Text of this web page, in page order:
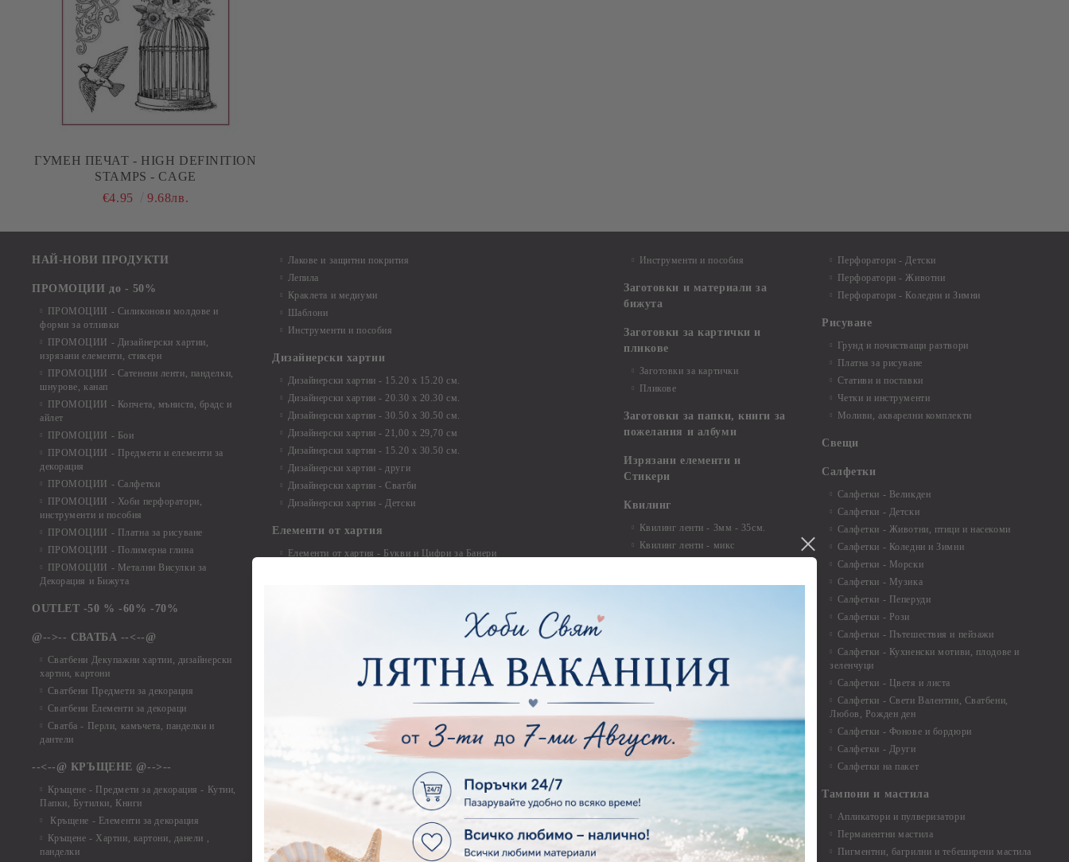
ГУМЕН ПЕЧАТ - HIGH DEFINITION
STAMPS - CAGE
€4.95
9.68лв.
НАЙ-НОВИ ПРОДУКТИ
ПРОМОЦИИ до - 50%
ПРОМОЦИИ - Силиконови молдове и
форми за отливки
ПРОМОЦИИ - Дизайнерски хартии,
изрязани елементи, стикери
ПРОМОЦИИ - Сатенени ленти, панделки,
шнурове, канап
ПРОМОЦИИ - Копчета, мъниста, брадс и
айлет
ПРОМОЦИИ - Бои
ПРОМОЦИИ - Предмети и елементи за
декорация
ПРОМОЦИИ - Салфетки
ПРОМОЦИИ - Хоби перфоратори,
инструменти и пособия
ПРОМОЦИИ - Платна за рисуване
ПРОМОЦИИ - Полимерна глина
ПРОМОЦИИ - Метални Висулки за
Декорация и Бижута
OUTLET -50 % -60% -70%
@-->-- СВАТБА --<--@
Сватбени Декупажни хартии, дизайнерски
хартии, картони
Сватбени Предмети за декорация
Сватбени Елементи за декораци
Сватба - Перли, камъчета, панделки и
дантели
--<--@ КРЪЩЕНЕ @-->--
Кръщене - Предмети за декорация - Кутии,
Папки, Бутилки, Книги
Кръщене - Елементи за декорация
Кръщене - Хартии, картони, данели ,
панделки
Лакове и защитни покрития
Лепила
Краклета и медиуми
Шаблони
Инструменти и пособия
Дизайнерски хартии
Дизайнерски хартии - 15.20 х 15.20 см.
Дизайнерски хартии - 20.30 х 20.30 см.
Дизайнерски хартии - 30.50 х 30.50 см.
Дизайнерски хартии - 21,00 х 29,70 см
Дизайнерски хартии - 15.20 x 30.50 см.
Дизайнерски хартии - други
Дизайнерски хартии - Сватби
Дизайнерски хартии - Детски
Елементи от хартия
Елементи от хартия - Букви и Цифри за Банери
Елементи от хартия - Училище, Дипломиране и Абитуриентски
Елементи от хартия - Любов, Сватба, Свети Валентин
Елементи от хартия - Дантели, бордюри, ъгли
Елементи от хартия - Рамки
Елементи от хартия - Цветя, листа и клони
Елементи от хартия - Морски
Елементи от хартия - Къщи, Врати, Прозорци, Огради, Фенери
Елементи то хартия - Такове, табелки, етикети
Елементи от хартия - Многопластови елементи
Елементи от хартия - Готови композиции
Елементи от хартия - Микс елементи
Инструменти и пособия
Заготовки и материали за
бижута
Заготовки за картички и
пликове
Заготовки за картички
Пликове
Заготовки за папки, книги за
пожелания и албуми
Изрязани елементи и
Стикери
Квилинг
Квилинг ленти - 3мм - 35см.
Квилинг ленти - микс
Лепила и лепящи средства
Лепила
Лепящи ленти
3D Повдигащи квадратчета и
ленти
Магнити
Силикон
Фото ъгли
Макраме
Перфоратори - Детски
Перфоратори - Животни
Перфоратори - Коледни и Зимни
Рисуване
Грунд и почистващи разтвори
Платна за рисуване
Стативи и поставки
Четки и инструменти
Моливи, акварелни комплекти
Свещи
Салфетки
Салфетки - Великден
Салфетки - Детски
Салфетки - Животни, птици и насекоми
Салфетки - Коледни и Зимни
Салфетки - Морски
Салфетки - Музика
Салфетки - Пеперуди
Салфетки - Рози
Салфетки - Пътешествия и пейзажи
Салфетки - Кухненски мотиви, плодове и
зеленчуци
Салфетки - Цветя и листа
Салфетки - Свети Валентин, Сватбени,
Любов, Рожден ден
Салфетки - Фонове и бордюри
Салфетки - Други
Салфетки на пакет
Тампони и мастила
Апликатори и пулверизатори
Перманентни мастила
Пигментни, багрилни и тебеширени мастила